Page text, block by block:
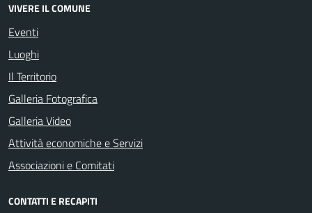
VIVERE IL COMUNE
Eventi
Luoghi
Il Territorio
Galleria Fotografica
Galleria Video
Attività economiche e Servizi
Associazioni e Comitati
CONTATTI E RECAPITI